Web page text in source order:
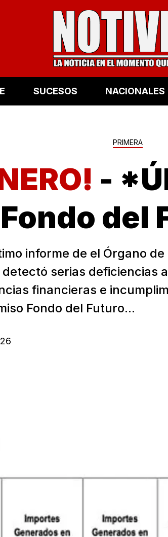
SUCESOS NACIONALES
PRIMERA
-
Fondo del
informe de el Órgano
detectó serias deficiencias
financieras e
Fondo del Futuro...